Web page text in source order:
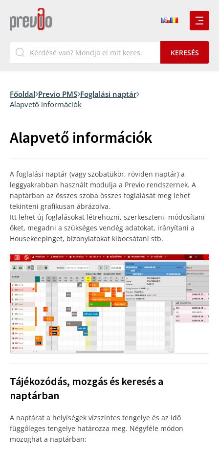
Főoldal Previo PMS Foglalási naptár
Alapvető információk
Alapvető információk
A foglalási naptár (vagy szobatükör, röviden naptár) a
leggyakrabban használt modulja a Previo rendszernek. A
naptárban az összes szoba összes foglalását meg lehet
tekinteni grafikusan ábrázolva.
Itt lehet új foglalásokat létrehozni, szerkeszteni, módosítani
őket, megadni a szükséges vendég adatokat, irányítani a
Housekeepinget, bizonylatokat kibocsátani stb.
Tájékozódás, mozgás és keresés a
naptárban
A naptárat a helyiségek vízszintes tengelye és az idő
függőleges tengelye határozza meg. Négyféle módon
mozoghat a naptárban: